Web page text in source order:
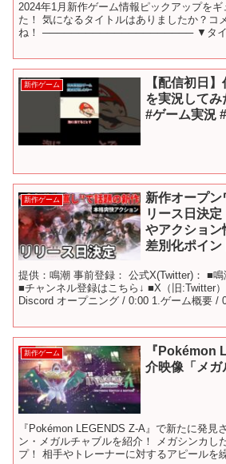
2024年1月新作ゲーム情報ピックアップを
た！ 気になるタイトルはありましたか？コ
ね！ ───────────────────── ▼タイ
新作ゲーム
【配信初日
を実況してみ
#ゲーム実況
新作ゲーム
新作オープン
リース日決
やアクショ
差別化ポイン
提供：鳴潮 事前登録： 公式X(Twitter)： ■
■チャンネル登録はこちら↓ ■X（旧:Twitter
Discord オープニング / 0:00 1.ゲーム概要 /
新作ゲーム
『Pokémon
介映像「メガ
『Pokémon LEGENDS Z-A』で新たに発見
ン・メガルチャブルを紹介！ メガシンカし
プ！ 相手やトレーナーに対するアピールを